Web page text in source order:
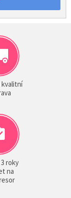
kvalitní
roky
na